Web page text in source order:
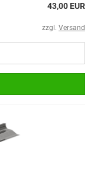
43,00 EUR
zzgl. Versand